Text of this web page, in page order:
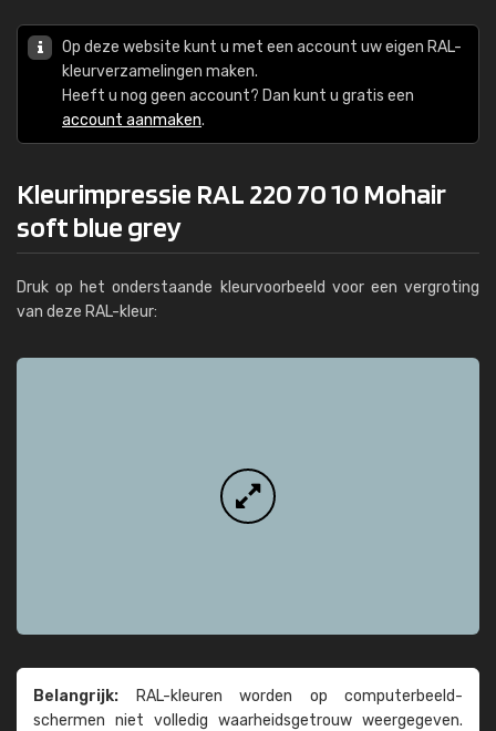
Op deze website kunt u met een account uw eigen RAL-
kleurverzamelingen maken.
Heeft u nog geen account? Dan kunt u gratis een
account aanmaken.
Kleurimpressie RAL 220 70 10 Mohair
soft blue grey
Druk op het onderstaande kleurvoorbeeld voor een vergroting
van deze RAL-kleur:
Belangrijk: RAL-kleuren worden op computer­beeld­
schermen niet volledig waarheids­­getrouw weer­gegeven.